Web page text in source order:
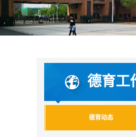
德育工
德育动态